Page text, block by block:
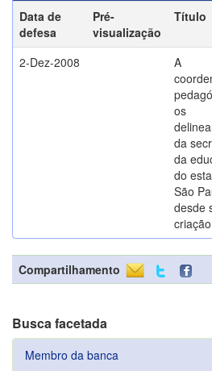
Data de
defesa
Pré-
visualização
Título
2-Dez-2008
A
os
da
da
do
São
desde
criação
Compartilhamento
Busca facetada
Membro da banca